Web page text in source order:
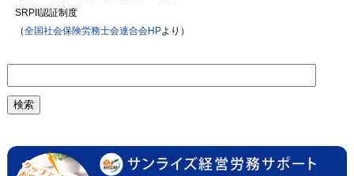
SRPII認証制度
（全国社会保険労務士会連合会HPより）
検
索: